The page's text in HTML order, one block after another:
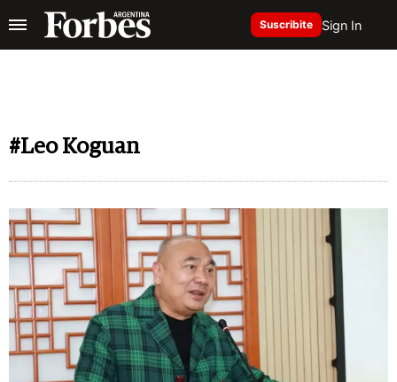
Suscribite Sign In
#Leo Koguan